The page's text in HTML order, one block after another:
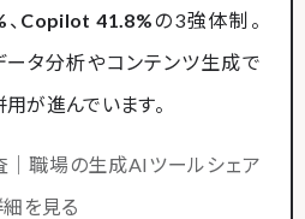
、 Copilot 41.8%の3強体制。
タ分析やコンテンツ生成で
が進んでいます。
職場の生成AIツールシェア
を見る